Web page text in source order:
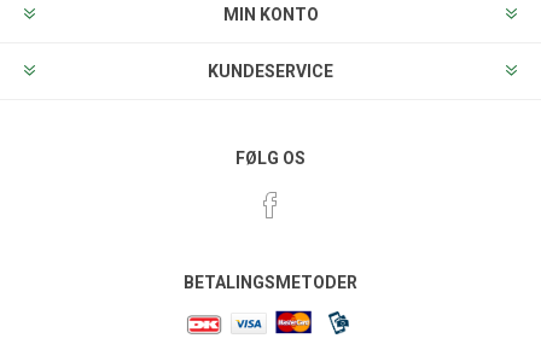
MIN KONTO
KUNDESERVICE
FØLG OS
BETALINGSMETODER